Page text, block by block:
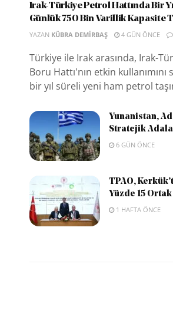
Irak-Türkiye Petrol Hattında Bir
Günlük 750 Bin Varillik Kapasite
YAZAN KÜBRA DEMIRBAŞ 4 GÜN ÖNCE
Türkiye ile Irak arasında, Irak-
Boru Hattı'nın etkin kullanımını
bir yıl süreli yeni ham petrol
Yunanistan,
Stratejik
6 GÜN ÖNCE
TPAO,
Yüzde 15
1 HAFTA ÖNCE